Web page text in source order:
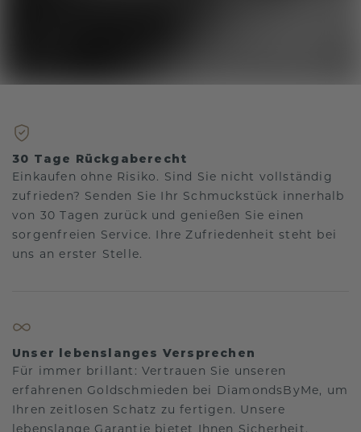
30 Tage Rückgaberecht
Einkaufen ohne Risiko. Sind Sie nicht vollständig
zufrieden? Senden Sie Ihr Schmuckstück innerhalb
von 30 Tagen zurück und genießen Sie einen
sorgenfreien Service. Ihre Zufriedenheit steht bei
uns an erster Stelle.
Unser lebenslanges Versprechen
Für immer brillant: Vertrauen Sie unseren
erfahrenen Goldschmieden bei DiamondsByMe, um
Ihren zeitlosen Schatz zu fertigen. Unsere